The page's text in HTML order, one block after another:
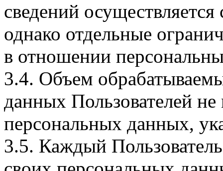
сведений
однако отдельные
в отношении
3.4. Объем
данных Пользователей
персональных данных,
3.5. Каждый